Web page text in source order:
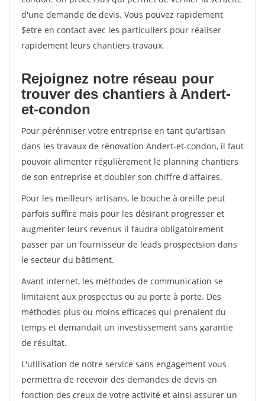
d'une demande de devis. Vous pouvez rapidement
$etre en contact avec les particuliers pour réaliser
rapidement leurs chantiers travaux.
Rejoignez notre réseau pour
trouver des chantiers à Andert-
et-condon
Pour pérénniser votre entreprise en tant qu'artisan
dans les travaux de rénovation Andert-et-condon, il faut
pouvoir alimenter régulièrement le planning chantiers
de son entreprise et doubler son chiffre d'affaires.
Pour les meilleurs artisans, le bouche à oreille peut
parfois suffire mais pour les désirant progresser et
augmenter leurs revenus il faudra obligatoirement
passer par un fournisseur de leads prospectsion dans
le secteur du bâtiment.
Avant internet, les méthodes de communication se
limitaient aux prospectus ou au porte à porte. Des
méthodes plus ou moins efficaces qui prenaient du
temps et demandait un investissement sans garantie
de résultat.
L'utilisation de notre service sans engagement vous
permettra de recevoir des demandes de devis en
fonction des creux de votre activité et ainsi assurer un